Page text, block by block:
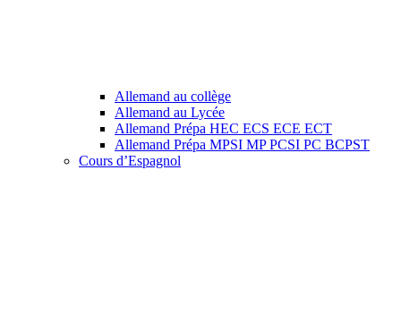
Allemand au collège
Allemand au Lycée
Allemand Prépa HEC ECS ECE ECT
Allemand Prépa MPSI MP PCSI PC BCPST
Cours d’Espagnol